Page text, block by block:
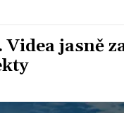
jasně